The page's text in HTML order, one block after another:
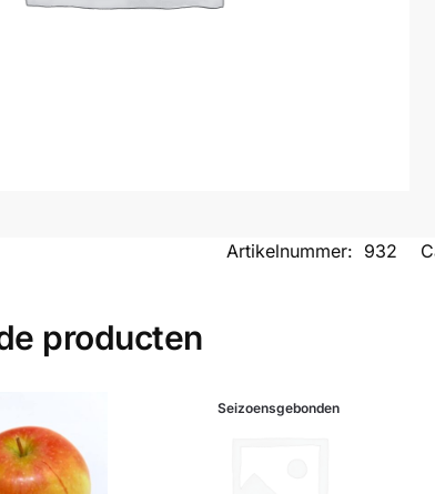
Artikelnummer: 932
producten
Seizoensgebonden